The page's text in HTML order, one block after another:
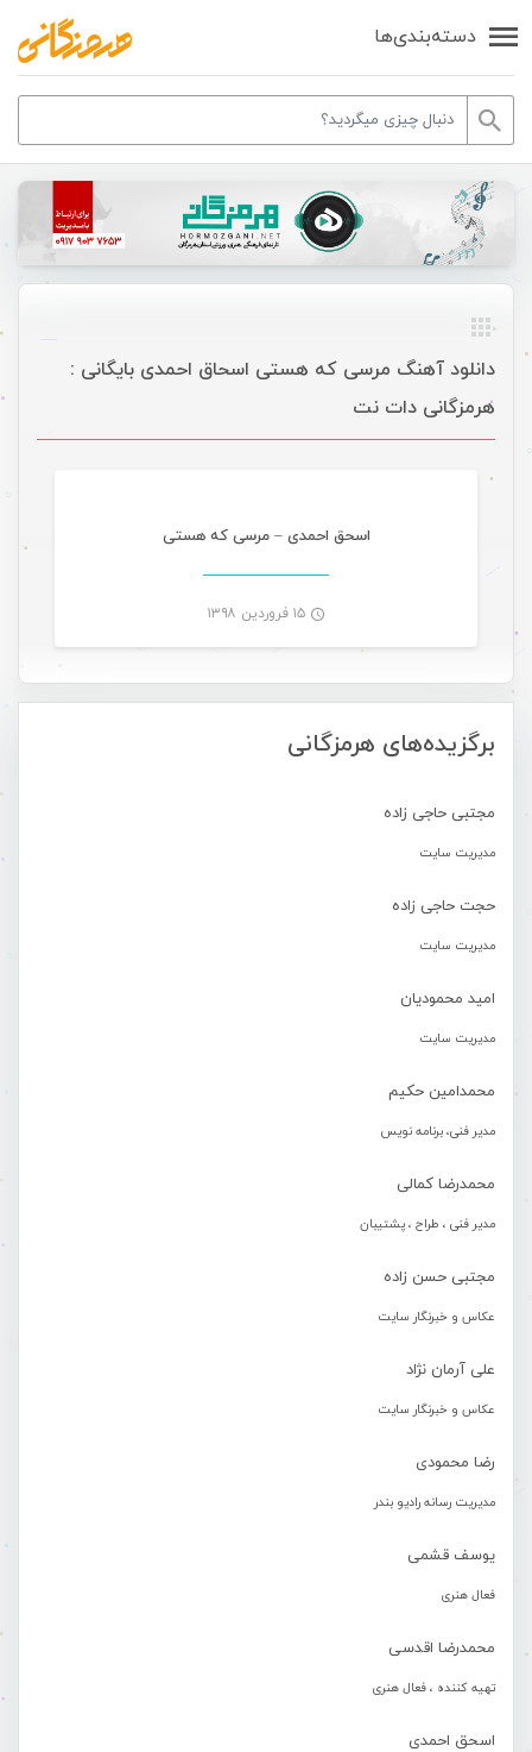
دسته‌بندی‌ها
برگزیده‌های هرمزگانی
مجتبی حاجی زاده
مدیریت سایت
حجت حاجی زاده
مدیریت سایت
امید محمودیان
مدیریت سایت
محمدامین حکیم
مدیر فنی، برنامه نویس
محمدرضا کمالی
مدیر فنی ، طراح ، پشتیبان
مجتبی حسن زاده
عکاس و خبرنگار سایت
علی آرمان نژاد
عکاس و خبرنگار سایت
رضا محمودی
مدیریت رسانه رادیو بندر
یوسف قشمی
فعال هنری
محمدرضا اقدسی
تهیه کننده ، فعال هنری
اسحق احمدی
دانلود آهنگ مرسی که هستی اسحاق احمدی بایگانی :
هرمزگانی دات نت
اسحق احمدی – مرسی که هستی
۱۵ فروردین ۱۳۹۸